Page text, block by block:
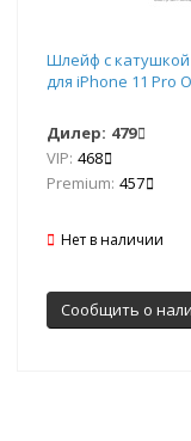
Шлейф с катушкой
для iPhone 11 Pro
Дилер: 479
VIP: 468
Premium: 457
Нет в наличии
Сообщить о